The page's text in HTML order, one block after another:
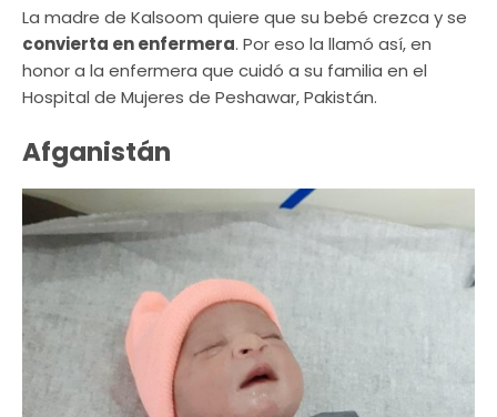
La madre de Kalsoom quiere que su bebé crezca y se
convierta en enfermera. Por eso la llamó así, en
honor a la enfermera que cuidó a su familia en el
Hospital de Mujeres de Peshawar, Pakistán.
Afganistán